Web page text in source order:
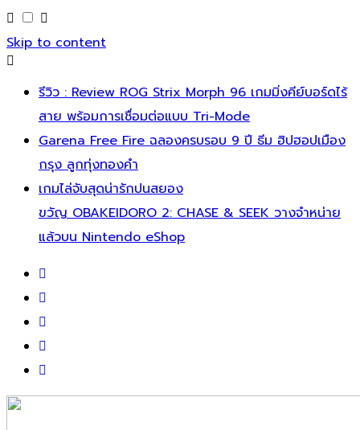
Skip to content
รีวิว : Review ROG Strix Morph 96 เกมมิ่งคีย์บอร์ดไร้
สาย พร้อมการเชื่อมต่อแบบ Tri-Mode
Garena Free Fire ฉลองครบรอบ 9 ปี ธีม ฮิปฮอปเมือง
กรุง ลูกทุ่งทองคำ
เกมไล่จับสุดน่ารักปนสยอง
ขวัญ OBAKEIDORO 2: CHASE & SEEK วางจำหน่าย
แล้วบน Nintendo eShop